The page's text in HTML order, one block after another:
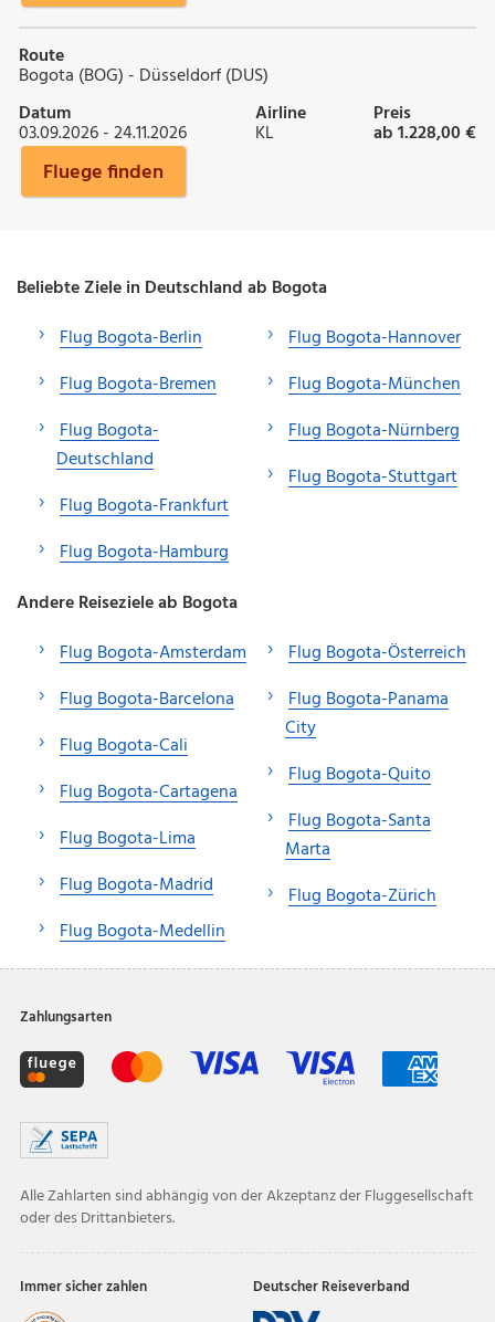
Route
Bogota (BOG) - Düsseldorf (DUS)
Datum
03.09.2026 - 24.11.2026
Airline
KL
Preis
ab 1.228,00 €
Fluege finden
Beliebte Ziele in Deutschland ab Bogota
Flug Bogota-Berlin
Flug Bogota-Bremen
Flug Bogota-
Deutschland
Flug Bogota-Frankfurt
Flug Bogota-Hamburg
Flug Bogota-Hannover
Flug Bogota-München
Flug Bogota-Nürnberg
Flug Bogota-Stuttgart
Andere Reiseziele ab Bogota
Flug Bogota-Amsterdam
Flug Bogota-Barcelona
Flug Bogota-Cali
Flug Bogota-Cartagena
Flug Bogota-Lima
Flug Bogota-Madrid
Flug Bogota-Medellin
Flug Bogota-Österreich
Flug Bogota-Panama
City
Flug Bogota-Quito
Flug Bogota-Santa
Marta
Flug Bogota-Zürich